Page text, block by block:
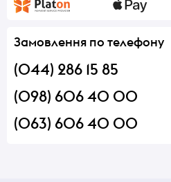
Замовлення по телефону
(044) 286 15 85
(098) 606 40 00
(063) 606 40 00